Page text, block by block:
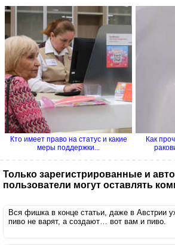
Кто имеет право на статус и какие
меры поддержки...
Как
Только зарегистрированные и
пользователи могут оставлять
Вся фишка в конце статьи, даже в Австрии
пиво не варят, а создают… вот вам и пиво.